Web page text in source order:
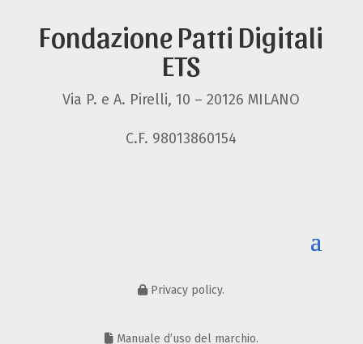
Fondazione Patti Digitali
ETS
Via P. e A. Pirelli, 10 – 20126 MILANO
C.F. 98013860154
Privacy policy.
Manuale d’uso del marchio.